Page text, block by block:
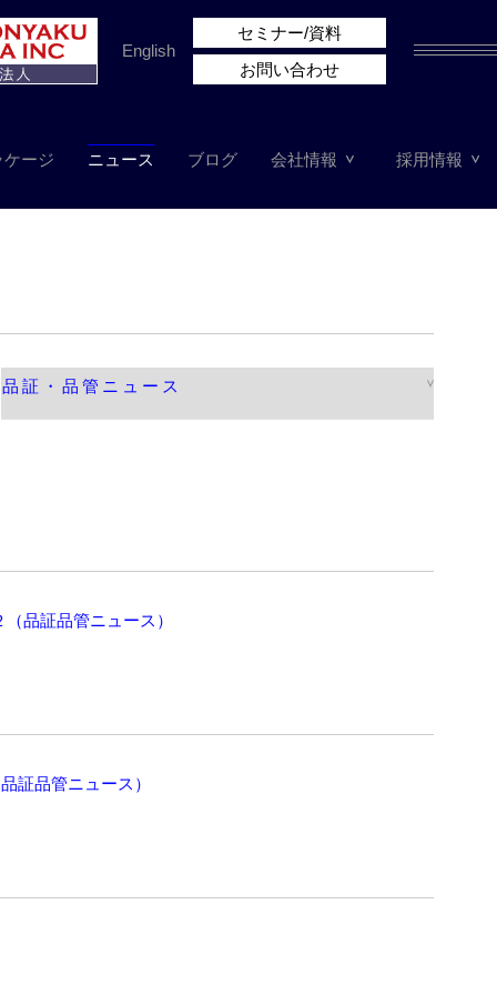
ケージ ニュース ブログ 会社情報 採用情報
English
セミナー/資料
お問い合わせ
品証品管ニュース）
証品管ニュース）